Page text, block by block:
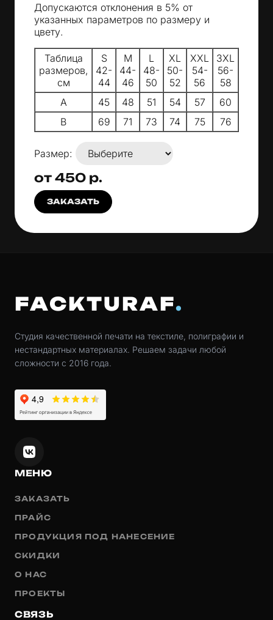
Допускаются отклонения в 5% от
указанных параметров по размеру и
цвету.
Таблица
размеров,
см
S
42-
44
M
44-
46
L
48-
50
XL
50-
52
XXL
54-
56
3XL
56-
58
A
45 48 51 54 57
60
B
69 71 73 74 75 76
Размер:
от 450 р.
ЗАКАЗАТЬ
FACKTURAF
Студия качественной печати на текстиле, полиграфии и
нестандартных материалах. Решаем задачи любой
сложности с 2016 года.
МЕНЮ
ЗАКАЗАТЬ
ПРАЙС
ПРОДУКЦИЯ ПОД НАНЕСЕНИЕ
СКИДКИ
О НАС
ПРОЕКТЫ
СВЯЗЬ